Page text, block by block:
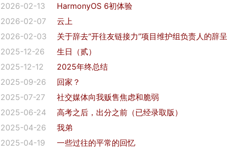
2026-02-13
HarmonyOS 6初体验
2026-02-07
云上
2026-02-03
关于辞去“开往友链接力”项目维护组负责人的辞呈
2025-12-26
生日（贰）
2025-12-12
2025年终总结
2025-09-26
回家？
2025-07-27
社交媒体向我贩售焦虑和脆弱
2025-06-24
高考之后，出分之前（已经录取版）
2025-04-26
我弟
2025-04-19
一些过往的平常的回忆